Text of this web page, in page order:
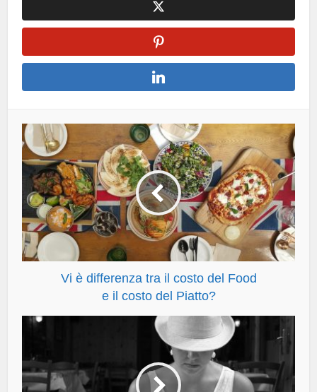
Vi è differenza tra il costo del Food
e il costo del Piatto?